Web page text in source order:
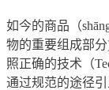
如今的商品（
物的重要组成部
照正确的技术（
通过规范的途径